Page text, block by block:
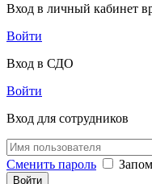
Вход в личный кабинет
Войти
Вход в СДО
Войти
Вход для сотрудников
Сменить пароль